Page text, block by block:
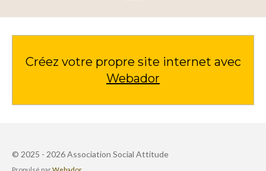
Créez votre propre site internet avec
Webador
© 2025 - 2026 Association Social Attitude